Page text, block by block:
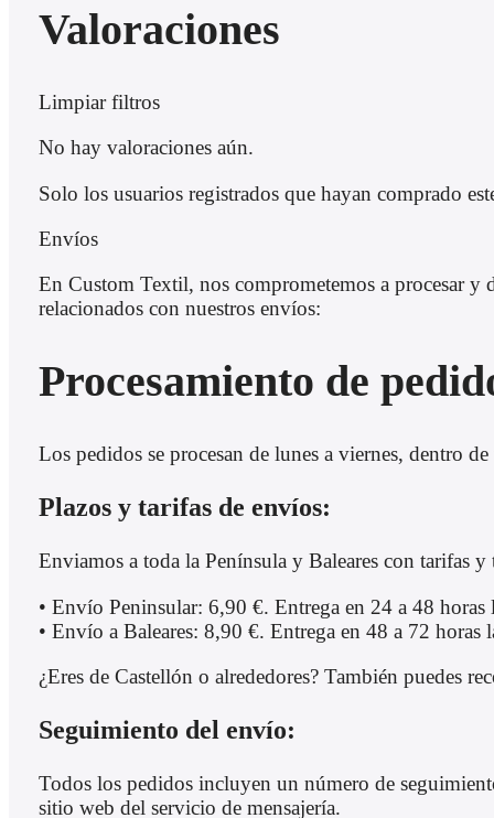
Valoraciones
Limpiar filtros
No hay valoraciones aún.
Solo los usuarios registrados que hayan comprado
Envíos
En Custom Textil, nos comprometemos a procesar y
relacionados con nuestros envíos:
Procesamiento de
Los pedidos se procesan de lunes a viernes, dentro
Plazos y tarifas de envíos:
Enviamos a toda la Península y Baleares con tarifas
• Envío Peninsular: 6,90 €. Entrega en 24 a 48 horas
• Envío a Baleares: 8,90 €. Entrega en 48 a 72 horas
¿Eres de Castellón o alrededores? También puedes
Seguimiento del envío:
Todos los pedidos incluyen un número de
sitio web del servicio de mensajería.